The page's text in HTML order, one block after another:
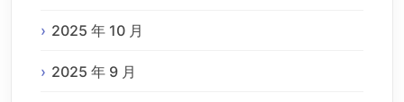
2025 年 10 月
2025 年 9 月